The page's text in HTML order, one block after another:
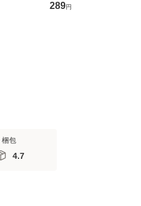
料無料】
送料無料】
289円
梱包
4.7